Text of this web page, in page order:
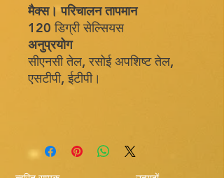
मैक्स। परिचालन तापमान
120 डिग्री सेल्सियस
अनुप्रयोग
सीएनसी तेल, रसोई अपशिष्ट तेल,
एसटीपी, ईटीपी।